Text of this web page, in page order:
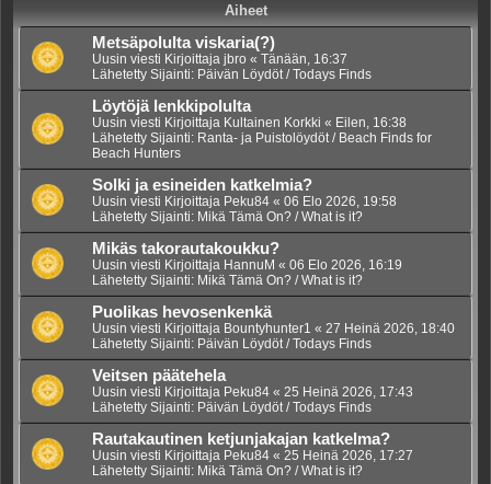
Aiheet
Metsäpolulta viskaria(?)
Uusin viesti Kirjoittaja jbro « Tänään, 16:37
Lähetetty Sijainti: Päivän Löydöt / Todays Finds
Löytöjä lenkkipolulta
Uusin viesti Kirjoittaja Kultainen Korkki « Eilen, 16:38
Lähetetty Sijainti: Ranta- ja Puistolöydöt / Beach Finds for
Beach Hunters
Solki ja esineiden katkelmia?
Uusin viesti Kirjoittaja Peku84 « 06 Elo 2026, 19:58
Lähetetty Sijainti: Mikä Tämä On? / What is it?
Mikäs takorautakoukku?
Uusin viesti Kirjoittaja HannuM « 06 Elo 2026, 16:19
Lähetetty Sijainti: Mikä Tämä On? / What is it?
Puolikas hevosenkenkä
Uusin viesti Kirjoittaja Bountyhunter1 « 27 Heinä 2026, 18:40
Lähetetty Sijainti: Päivän Löydöt / Todays Finds
Veitsen päätehela
Uusin viesti Kirjoittaja Peku84 « 25 Heinä 2026, 17:43
Lähetetty Sijainti: Päivän Löydöt / Todays Finds
Rautakautinen ketjunjakajan katkelma?
Uusin viesti Kirjoittaja Peku84 « 25 Heinä 2026, 17:27
Lähetetty Sijainti: Mikä Tämä On? / What is it?